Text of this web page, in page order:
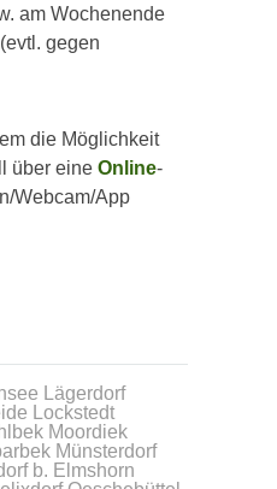
am Wochenende
gegen
die Möglichkeit
über eine Online-
Webcam/App
Lägerdorf
Lockstedt
Moordiek
Münsterdorf
b. Elmshorn